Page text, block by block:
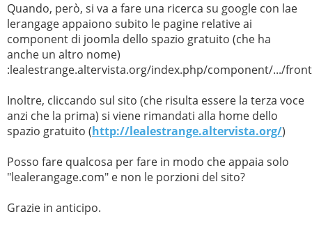
Quando, però, si va a fare una ricerca su google con lae
lerangage appaiono subito le pagine relative ai
component di joomla dello spazio gratuito (che ha
anche un altro nome)
:lealestrange.altervista.org/index.php/component/.../
Inoltre, cliccando sul sito (che risulta essere la terza voce
anzi che la prima) si viene rimandati alla home dello
spazio gratuito (http://lealestrange.altervista.org/)
Posso fare qualcosa per fare in modo che appaia solo
"lealerangage.com" e non le porzioni del sito?
Grazie in anticipo.